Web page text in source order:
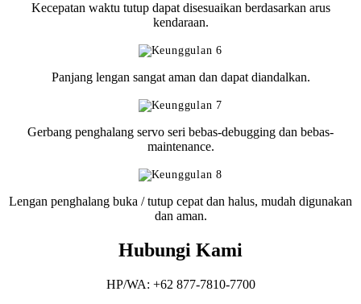
Kecepatan waktu tutup dapat disesuaikan berdasarkan arus
kendaraan.
Panjang lengan sangat aman dan dapat diandalkan.
Gerbang penghalang servo seri bebas-debugging dan bebas-
maintenance.
Lengan penghalang buka / tutup cepat dan halus, mudah digunakan
dan aman.
Hubungi Kami
HP/WA: +62 877-7810-7700